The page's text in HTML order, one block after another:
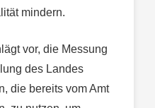
mindern.
vor, die Messung
des Landes
die bereits vom Amt